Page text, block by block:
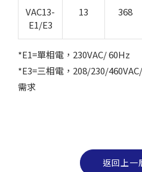
VAC13-
E1/E3
13 368
*E1=單相電，230VAC/ 60Hz
*E3=三相電，208/230/
需求
返回上一